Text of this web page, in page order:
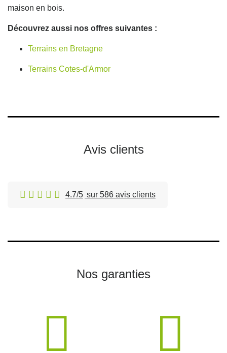
maison en bois.
Découvrez aussi nos offres suivantes :
Terrains en Bretagne
Terrains Cotes-d'Armor
Avis clients
4.7/5 sur 586 avis clients
Nos garanties